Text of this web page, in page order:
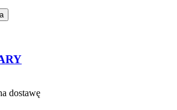
dostawę